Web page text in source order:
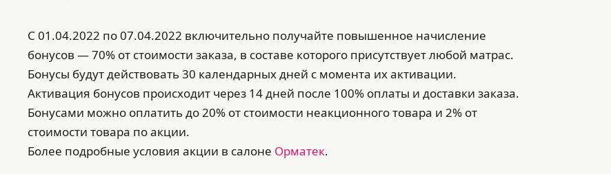
С 01.04.2022 по 07.04.2022 включительно получайте повышенное начисление
бонусов — 70% от стоимости заказа, в составе которого присутствует любой матрас.
Бонусы будут действовать 30 календарных дней с момента их активации.
Активация бонусов происходит через 14 дней после 100% оплаты и доставки заказа.
Бонусами можно оплатить до 20% от стоимости неакционного товара и 2% от
стоимости товара по акции.
Более подробные условия акции в салоне Орматек.